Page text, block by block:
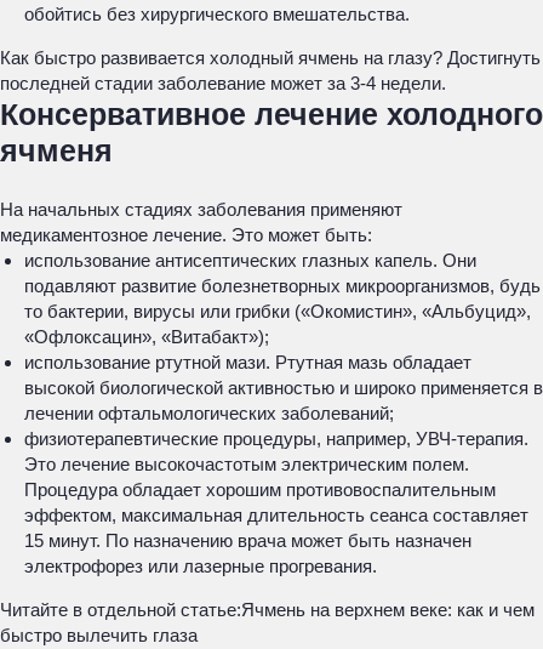
обойтись без хирургического вмешательства.
Как быстро развивается холодный ячмень на глазу? Достигнуть
последней стадии заболевание может за 3-4 недели.
Консервативное лечение холодного
ячменя
На начальных стадиях заболевания применяют
медикаментозное лечение. Это может быть:
использование антисептических глазных капель. Они
подавляют развитие болезнетворных микроорганизмов, будь
то бактерии, вирусы или грибки («Окомистин», «Альбуцид»,
«Офлоксацин», «Витабакт»);
использование ртутной мази. Ртутная мазь обладает
высокой биологической активностью и широко применяется в
лечении офтальмологических заболеваний;
физиотерапевтические процедуры, например, УВЧ-терапия.
Это лечение высокочастотым электрическим полем.
Процедура обладает хорошим противовоспалительным
эффектом, максимальная длительность сеанса составляет
15 минут. По назначению врача может быть назначен
электрофорез или лазерные прогревания.
Читайте в отдельной статье:Ячмень на верхнем веке: как и чем
быстро вылечить глаза